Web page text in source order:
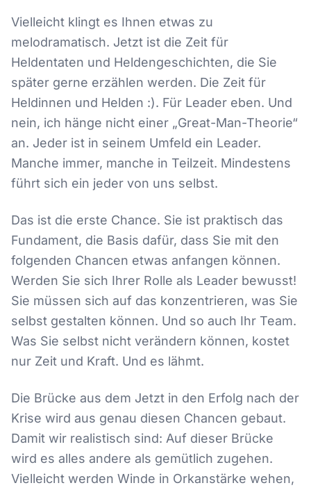
Vielleicht klingt es Ihnen etwas zu
melodramatisch. Jetzt ist die Zeit für
Heldentaten und Heldengeschichten, die Sie
später gerne erzählen werden. Die Zeit für
Heldinnen und Helden :). Für Leader eben. Und
nein, ich hänge nicht einer „Great-Man-Theorie“
an. Jeder ist in seinem Umfeld ein Leader.
Manche immer, manche in Teilzeit. Mindestens
führt sich ein jeder von uns selbst.
Das ist die erste Chance. Sie ist praktisch das
Fundament, die Basis dafür, dass Sie mit den
folgenden Chancen etwas anfangen können.
Werden Sie sich Ihrer Rolle als Leader bewusst!
Sie müssen sich auf das konzentrieren, was Sie
selbst gestalten können. Und so auch Ihr Team.
Was Sie selbst nicht verändern können, kostet
nur Zeit und Kraft. Und es lähmt.
Die Brücke aus dem Jetzt in den Erfolg nach der
Krise wird aus genau diesen Chancen gebaut.
Damit wir realistisch sind: Auf dieser Brücke
wird es alles andere als gemütlich zugehen.
Vielleicht werden Winde in Orkanstärke wehen,